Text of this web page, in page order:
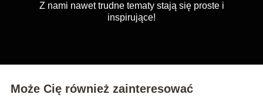
Z nami nawet trudne tematy stają się proste i
inspirujące!
Może Cię również zainteresować